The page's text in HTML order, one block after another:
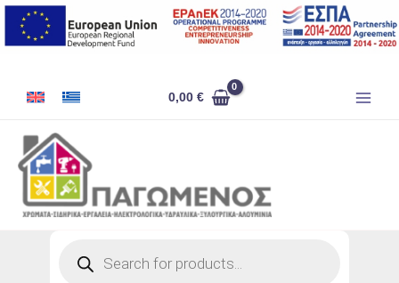
Skip
content
0,00€